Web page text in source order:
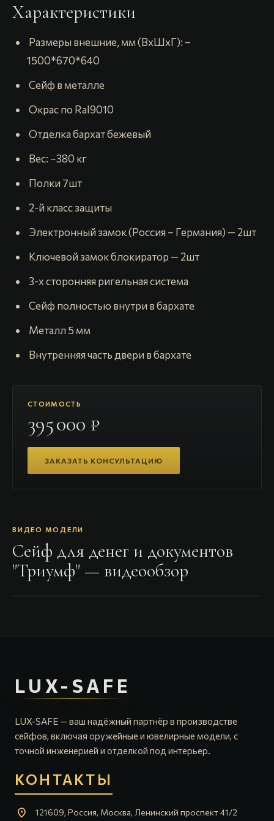
Характеристики
️ Размеpы внешние, мм (BхШxГ): –
1500*670*640
️ Сeйф в мeталле
️ Окpас по Rаl9010
️ Отделка бархат бежевый
️ Вес: ~380 кг
️ Полки 7шт
️ 2-й класс защиты
️ Электронный замок (Россия – Германия) — 2шт
️ Ключевой замок блокиратор — 2шт
️ 3-х сторонняя ригельная система
️ Сейф полностью внутри в бархате
️ Металл 5 мм
️ Внутренняя часть двери в бархате
СТОИМОСТЬ
395 000 ₽
ЗАКАЗАТЬ КОНСУЛЬТАЦИЮ
ВИДЕО МОДЕЛИ
Сейф для денег и документов
"Триумф" — видеообзор
LUX-SAFE
LUX-SAFE — ваш надёжный партнёр в производстве
сейфов, включая оружейные и ювелирные модели, с
точной инженерией и отделкой под интерьер.
КОНТАКТЫ
location_on 121609, Россия, Москва, Ленинский проспект 41/2